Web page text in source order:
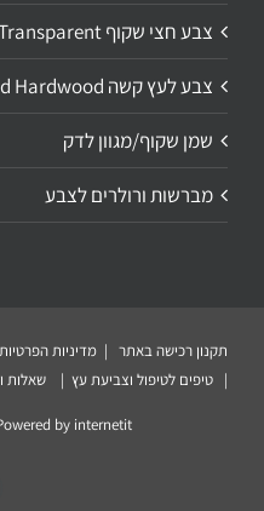
צבע חצי שקוף Semi Transparent
צבע לעץ קשה Flood Hardwood
שמן שקוף/מגוון לדק
מברשות ורולרים לצבע
תקנון רכישה באתר | מדיניות הפרטיות
| טיפים לטיפול וצביעת עץ | שאלות
by internetit